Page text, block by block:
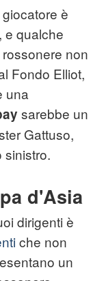
è
e qualche
non
Fondo Elliot,
una
sarebbe un
Gattuso,
sinistro.
d'Asia
dirigenti è
che non
un